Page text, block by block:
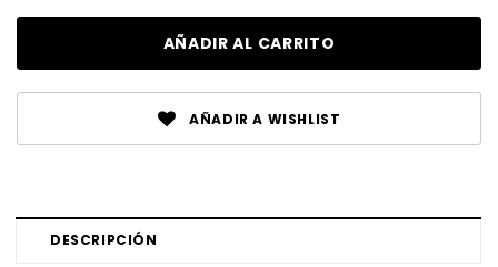
undefined undefined
AÑADIR A WISHLIST
DESCRIPCIÓN